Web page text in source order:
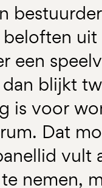
een
dan blijkt
is voor
Dat
vult
nemen,